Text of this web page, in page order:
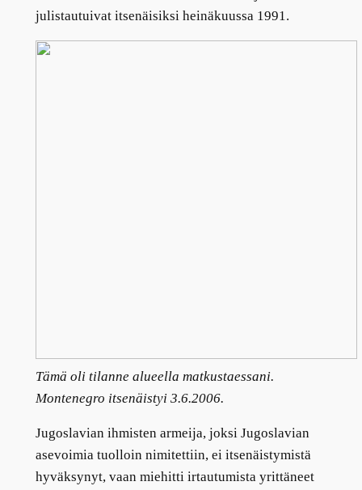
julistautuivat itsenäisiksi heinäkuussa 1991.
Tämä oli tilanne alueella matkustaessani.
Montenegro itsenäistyi 3.6.2006.
Jugoslavian ihmisten armeija, joksi Jugoslavian
asevoimia tuolloin nimitettiin, ei itsenäistymistä
hyväksynyt, vaan miehitti irtautumista yrittäneet